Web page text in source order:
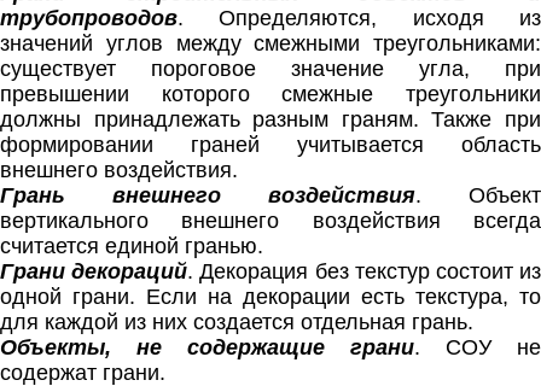
трубопроводов. Определяются, исходя из
значений углов между смежными треугольниками:
существует пороговое значение угла, при
превышении которого смежные треугольники
должны принадлежать разным граням. Также при
формировании граней учитывается область
внешнего воздействия.
Грань внешнего воздействия. Объект
вертикального внешнего воздействия всегда
считается единой гранью.
Грани декораций. Декорация без текстур состоит из
одной грани. Если на декорации есть текстура, то
для каждой из них создается отдельная грань.
Объекты, не содержащие грани. СОУ не
содержат грани.